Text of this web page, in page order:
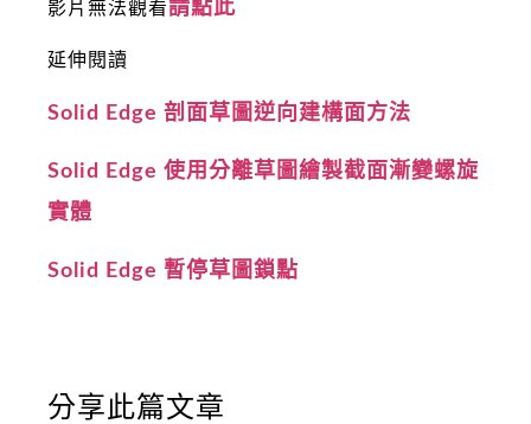
影片無法觀看請點此
延伸閱讀
Solid Edge 剖面草圖逆向建構面方法
Solid Edge 使用分離草圖繪製截面漸變螺旋
實體
Solid Edge 暫停草圖鎖點
分享此篇文章